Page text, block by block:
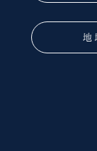
地